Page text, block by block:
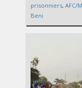
prisonniers, AFC/
Beni